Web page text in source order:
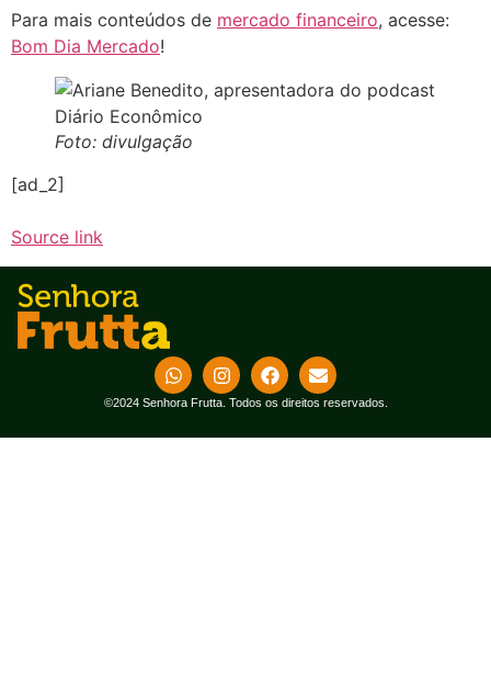
Para mais conteúdos de mercado financeiro, acesse:
Bom Dia Mercado!
Foto: divulgação
[ad_2]
Source link
©2024 Senhora Frutta. Todos os direitos reservados.